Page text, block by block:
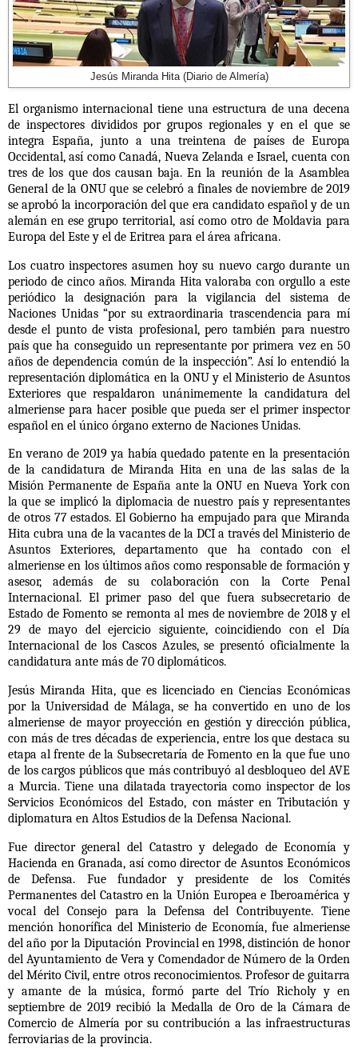
Jesús Miranda Hita (Diario de Almería)
El organismo internacional tiene una estructura de una decena
de inspectores divididos por grupos regionales y en el que se
integra España, junto a una treintena de países de Europa
Occidental, así como Canadá, Nueva Zelanda e Israel, cuenta con
tres de los que dos causan baja. En la reunión de la Asamblea
General de la ONU que se celebró a finales de noviembre de 2019
se aprobó la incorporación del que era candidato español y de un
alemán en ese grupo territorial, así como otro de Moldavia para
Europa del Este y el de Eritrea para el área africana.
Los cuatro inspectores asumen hoy su nuevo cargo durante un
periodo de cinco años. Miranda Hita valoraba con orgullo a este
periódico la designación para la vigilancia del sistema de
Naciones Unidas “por su extraordinaria trascendencia para mí
desde el punto de vista profesional, pero también para nuestro
país que ha conseguido un representante por primera vez en 50
años de dependencia común de la inspección”. Así lo entendió la
representación diplomática en la ONU y el Ministerio de Asuntos
Exteriores que respaldaron unánimemente la candidatura del
almeriense para hacer posible que pueda ser el primer inspector
español en el único órgano externo de Naciones Unidas.
En verano de 2019 ya había quedado patente en la presentación
de la candidatura de Miranda Hita en una de las salas de la
Misión Permanente de España ante la ONU en Nueva York con
la que se implicó la diplomacia de nuestro país y representantes
de otros 77 estados. El Gobierno ha empujado para que Miranda
Hita cubra una de la vacantes de la DCI a través del Ministerio de
Asuntos Exteriores, departamento que ha contado con el
almeriense en los últimos años como responsable de formación y
asesor, además de su colaboración con la Corte Penal
Internacional. El primer paso del que fuera subsecretario de
Estado de Fomento se remonta al mes de noviembre de 2018 y el
29 de mayo del ejercicio siguiente, coincidiendo con el Día
Internacional de los Cascos Azules, se presentó oficialmente la
candidatura ante más de 70 diplomáticos.
Jesús Miranda Hita, que es licenciado en Ciencias Económicas
por la Universidad de Málaga, se ha convertido en uno de los
almeriense de mayor proyección en gestión y dirección pública,
con más de tres décadas de experiencia, entre los que destaca su
etapa al frente de la Subsecretaría de Fomento en la que fue uno
de los cargos públicos que más contribuyó al desbloqueo del AVE
a Murcia. Tiene una dilatada trayectoria como inspector de los
Servicios Económicos del Estado, con máster en Tributación y
diplomatura en Altos Estudios de la Defensa Nacional.
Fue director general del Catastro y delegado de Economía y
Hacienda en Granada, así como director de Asuntos Económicos
de Defensa. Fue fundador y presidente de los Comités
Permanentes del Catastro en la Unión Europea e Iberoamérica y
vocal del Consejo para la Defensa del Contribuyente. Tiene
mención honorífica del Ministerio de Economía, fue almeriense
del año por la Diputación Provincial en 1998, distinción de honor
del Ayuntamiento de Vera y Comendador de Número de la Orden
del Mérito Civil, entre otros reconocimientos. Profesor de guitarra
y amante de la música, formó parte del Trío Richoly y en
septiembre de 2019 recibió la Medalla de Oro de la Cámara de
Comercio de Almería por su contribución a las infraestructuras
ferroviarias de la provincia.